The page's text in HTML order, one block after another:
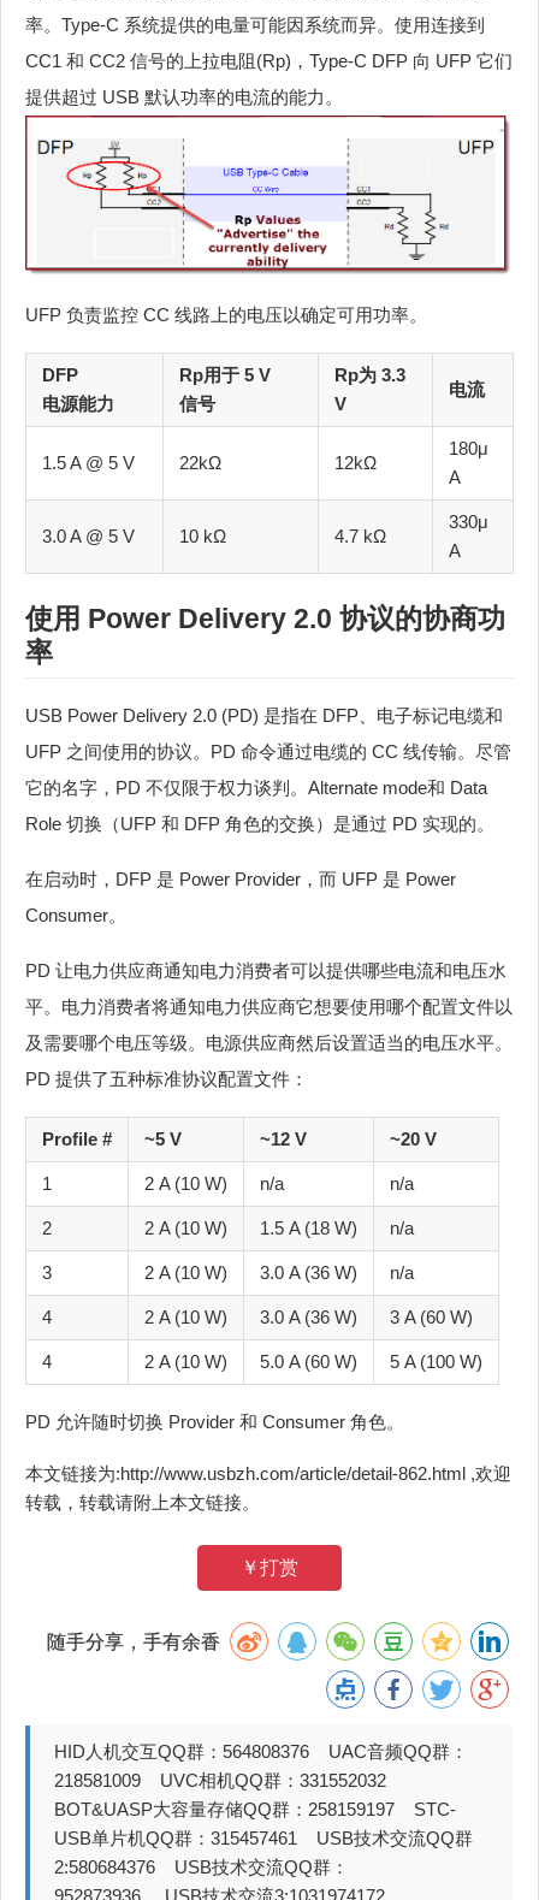
率。Type-C 系统提供的电量可能因系统而异。使用连接到
CC1 和 CC2 信号的上拉电阻(Rp)，Type-C DFP 向 UFP 它们
提供超过 USB 默认功率的电流的能力。
UFP 负责监控 CC 线路上的电压以确定可用功率。
DFP
电源能力
Rp用于 5 V
信号
Rp为 3.3
V
电流
1.5 A @ 5 V 22kΩ 12kΩ
180μ
A
3.0 A @ 5 V 10 kΩ 4.7 kΩ
330μ
A
使用 Power Delivery 2.0 协议的协商功
率
USB Power Delivery 2.0 (PD) 是指在 DFP、电子标记电缆和
UFP 之间使用的协议。PD 命令通过电缆的 CC 线传输。尽管
它的名字，PD 不仅限于权力谈判。Alternate mode和 Data
Role 切换（UFP 和 DFP 角色的交换）是通过 PD 实现的。
在启动时，DFP 是 Power Provider，而 UFP 是 Power
Consumer。
PD 让电力供应商通知电力消费者可以提供哪些电流和电压水
平。电力消费者将通知电力供应商它想要使用哪个配置文件以
及需要哪个电压等级。电源供应商然后设置适当的电压水平。
PD 提供了五种标准协议配置文件：
Profile # ~5 V ~12 V ~20 V
1 2 A (10 W) n/a n/a
2 2 A (10 W) 1.5 A (18 W) n/a
3 2 A (10 W) 3.0 A (36 W) n/a
4 2 A (10 W) 3.0 A (36 W) 3 A (60 W)
4 2 A (10 W) 5.0 A (60 W) 5 A (100 W)
PD 允许随时切换 Provider 和 Consumer 角色。
本文链接为:http://www.usbzh.com/article/detail-862.html ,欢迎
转载，转载请附上本文链接。
￥打赏
随手分享，手有余香
HID人机交互QQ群：564808376 UAC音频QQ群：
218581009 UVC相机QQ群：331552032
BOT&UASP大容量存储QQ群：258159197 STC-
USB单片机QQ群：315457461 USB技术交流QQ群
2:580684376 USB技术交流QQ群：